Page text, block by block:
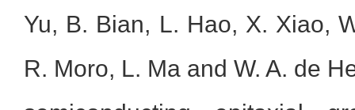
Yu, B. Bian, L. Hao, X. Xiao,
R. Moro, L. Ma and W. A. de